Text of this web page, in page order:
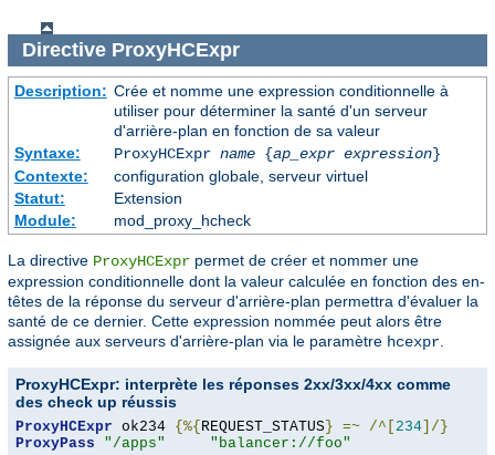
Directive ProxyHCExpr
Description: Crée et nomme une expression conditionnelle à
utiliser pour déterminer la santé d'un serveur
d'arrière-plan en fonction de sa valeur
Syntaxe:
ProxyHCExpr name{ap_expr expression}
Contexte:
configuration globale, serveur virtuel
Statut:
Extension
Module:
mod_proxy_hcheck
La directive ProxyHCExpr permet de créer et nommer une
expression conditionnelle dont la valeur calculée en fonction des en-
têtes de la réponse du serveur d'arrière-plan permettra d'évaluer la
santé de ce dernier. Cette expression nommée peut alors être
assignée aux serveurs d'arrière-plan via le paramètre hcexpr
ProxyHCExpr: interprète les réponses 2xx/3xx/4xx comme
des check up réussis
ProxyHCExpr ok234 {%{REQUEST_STATUS} =~ /^[ 234]/}
ProxyPass
"/apps"
"balancer://foo"